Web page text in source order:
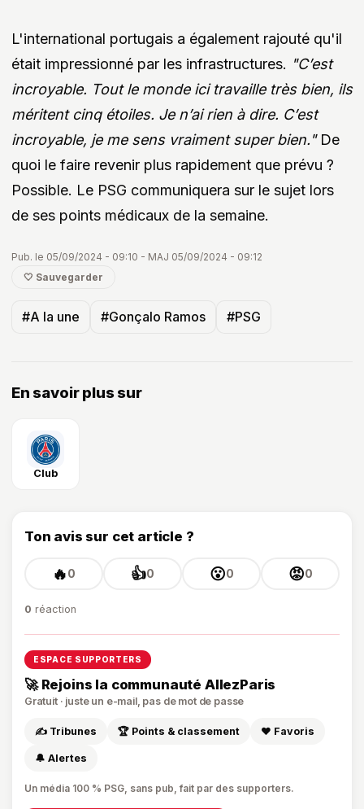
L'international portugais a également rajouté qu'il
était impressionné par les infrastructures. "C’est
incroyable. Tout le monde ici travaille très bien, ils
méritent cinq étoiles. Je n’ai rien à dire. C’est
incroyable, je me sens vraiment super bien."De
quoi le faire revenir plus rapidement que prévu ?
Possible. Le PSG communiquera sur le sujet lors
de ses points médicaux de la semaine.
Pub. le 05/09/2024 - 09:10 - MAJ 05/09/2024 - 09:12
🤍 Sauvegarder
#A la une #Gonçalo Ramos #PSG
En savoir plus sur
Club
Ton avis sur cet article ?
🔥0 👍0 😮0 😡0
0 réaction
ESPACE SUPPORTERS
🚀 Rejoins la communauté AllezParis
Gratuit · juste un e-mail, pas de mot de passe
✍️ Tribunes 🏆 Points & classement ❤️ Favoris
🔔 Alertes
Un média 100 % PSG, sans pub, fait par des supporters.